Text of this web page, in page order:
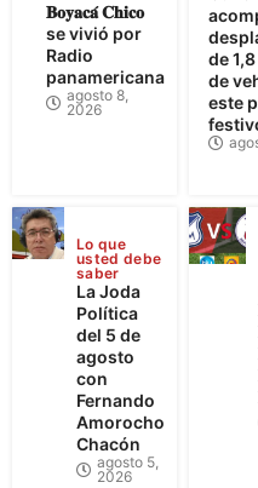
𝐁𝐨𝐲𝐚𝐜𝐚́ 𝐂𝐡𝐢𝐜𝐨
se vivió por
Radio
panamericana
agosto 8,
2026
de
de
este
Lo que
usted debe
saber
La Joda
Política
del 5 de
agosto
con
Fernando
Amorocho
Chacón
agosto 5,
2026